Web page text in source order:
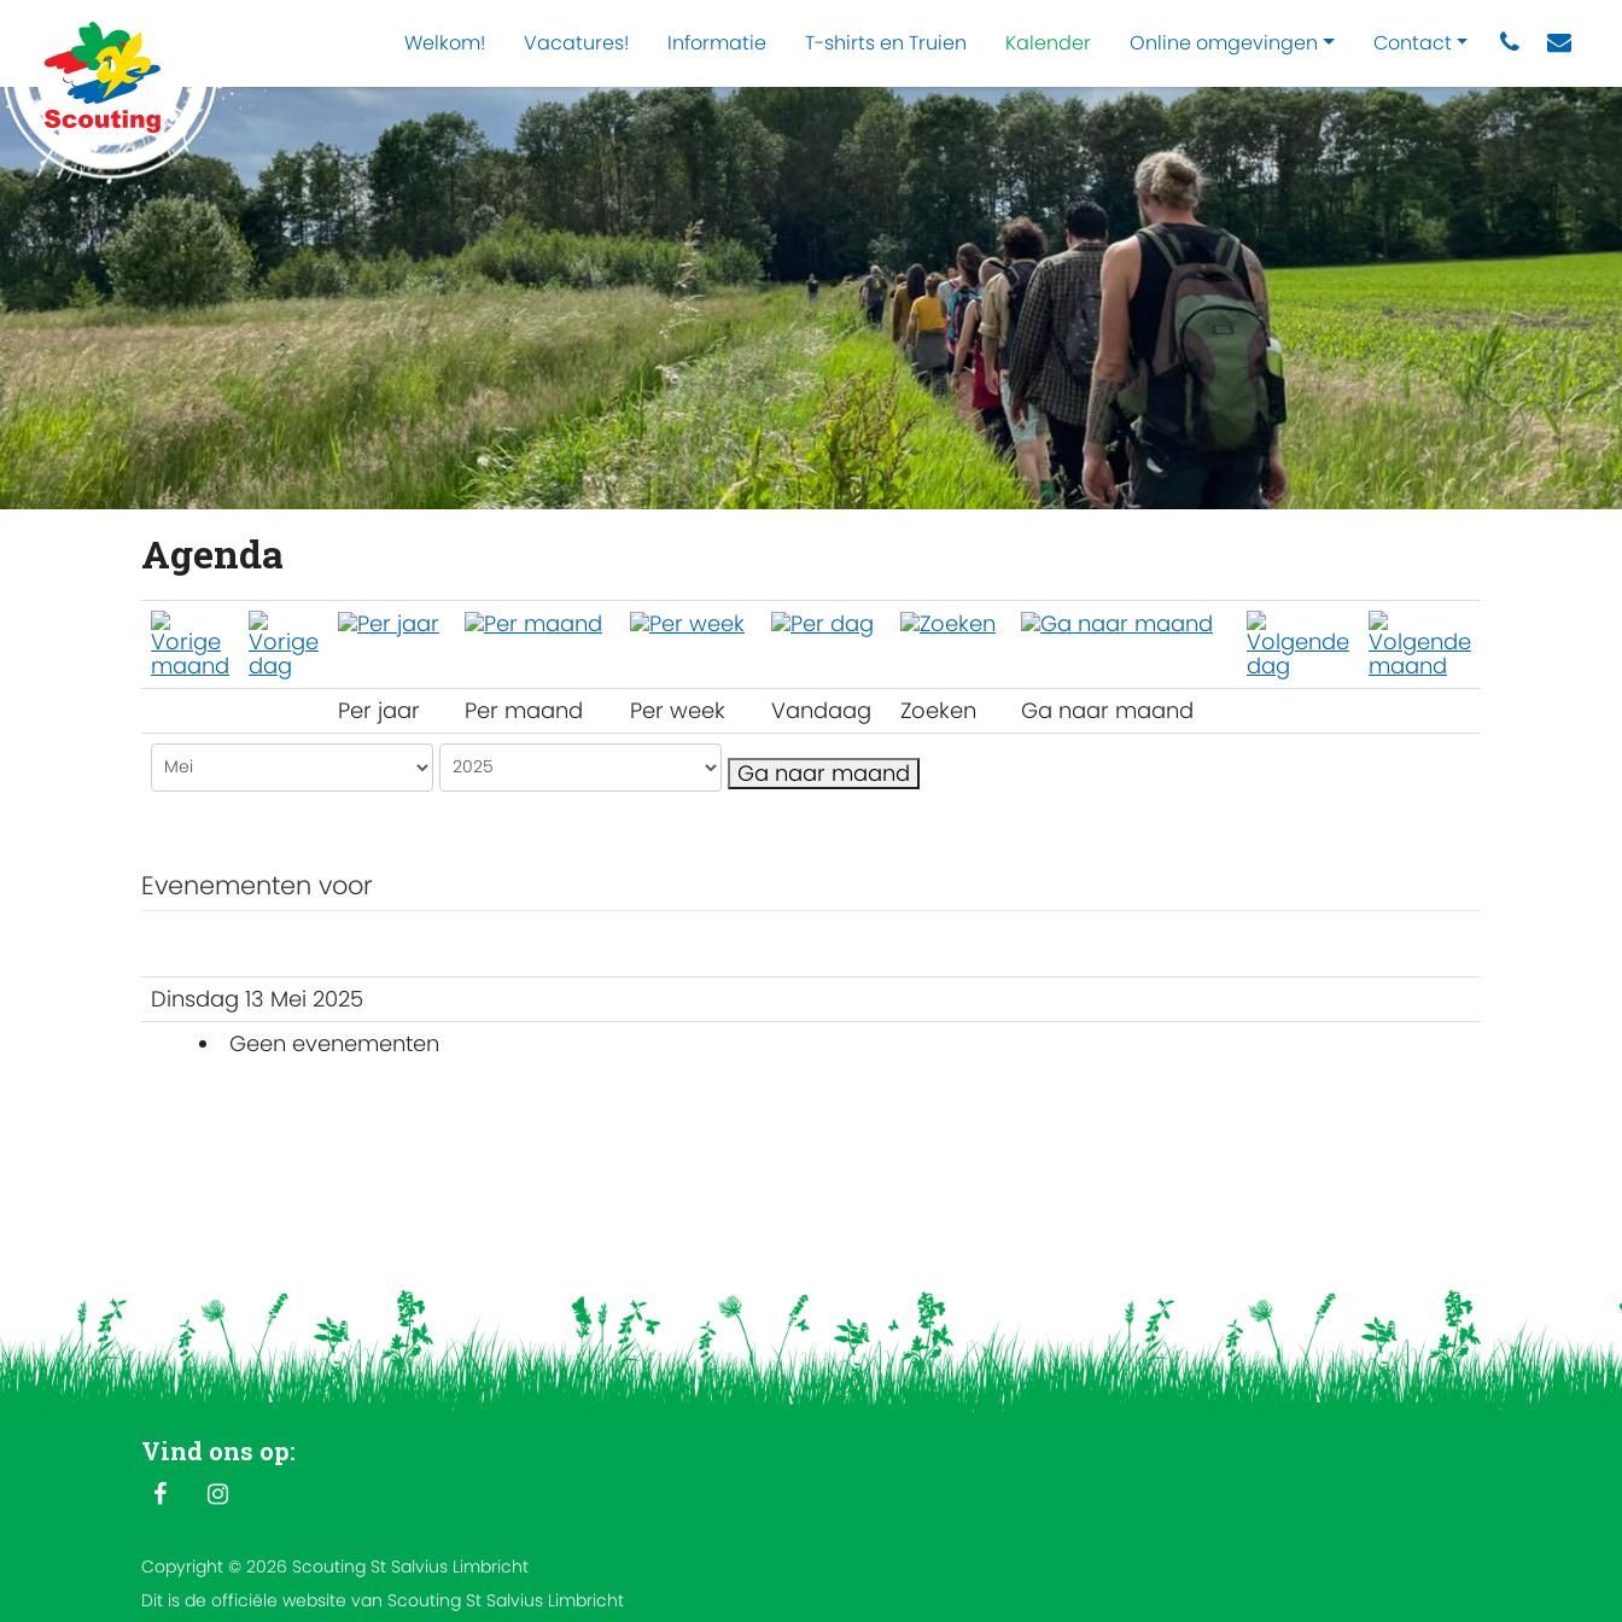
Welkom! Vacatures! Informatie T-shirts en Truien Kalender Online omgevingen Contact
Agenda
Per jaar Per maand Per week Vandaag Zoeken Ga naar maand
Ga naar maand
Evenementen voor
Dinsdag 13 Mei 2025
Geen evenementen
Vind ons op:
Copyright © 2026 Scouting St Salvius Limbricht
Dit is de officiële website van Scouting St Salvius Limbricht